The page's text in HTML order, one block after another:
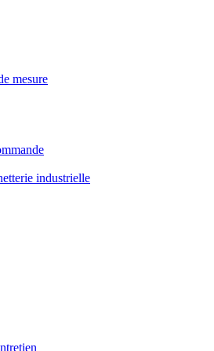
mesure
industrielle